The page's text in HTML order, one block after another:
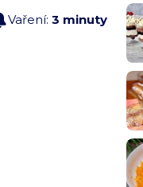
Vaření: 3 minuty